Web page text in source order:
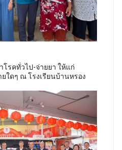
รคทั่วไป-จ่ายยา ให้แก่
ใดๆ ณ โรงเรียนบ้านหรอง